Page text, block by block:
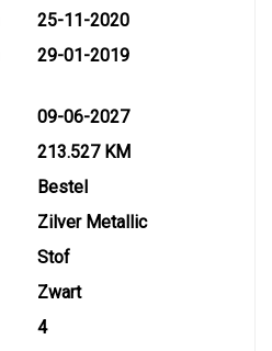
25-11-2020
29-01-2019
09-06-2027
213.527 KM
Bestel
Zilver Metallic
Stof
Zwart
4